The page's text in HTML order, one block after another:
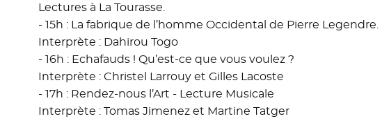
Lectures à La Tourasse.
- 15h : La fabrique de l’homme Occidental de Pierre Legendre.
Interprète : Dahirou Togo
- 16h : Echafauds ! Qu’est-ce que vous voulez ?
Interprète : Christel Larrouy et Gilles Lacoste
- 17h : Rendez-nous l’Art - Lecture Musicale
Interprète : Tomas Jimenez et Martine Tatger